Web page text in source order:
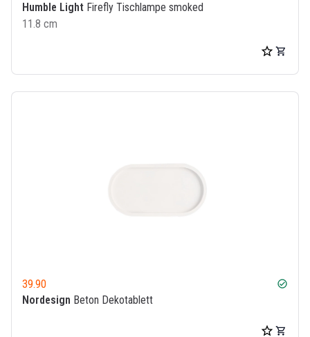
Humble Light Firefly Tischlampe smoked
11.8 cm
39.90 check_circle
Nordesign Beton Dekotablett